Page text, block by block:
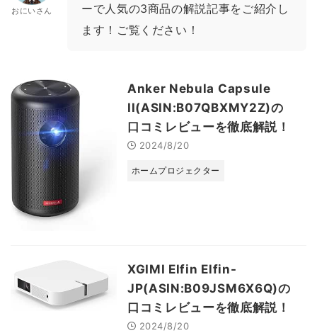
おにいさん
ーで人気の3商品の解説記事をご紹介し
ます！ご覧ください！
Anker Nebula Capsule
II(ASIN:B07QBXMY2Z)の
口コミレビューを徹底解説！
2024/8/20
ホームプロジェクター
XGIMI Elfin Elfin-
JP(ASIN:B09JSM6X6Q)の
口コミレビューを徹底解説！
2024/8/20